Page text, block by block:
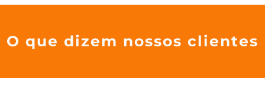
O que dizem nossos clientes